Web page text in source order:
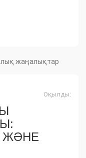
жаңалықтар
Оқылды:
ЖӘНЕ